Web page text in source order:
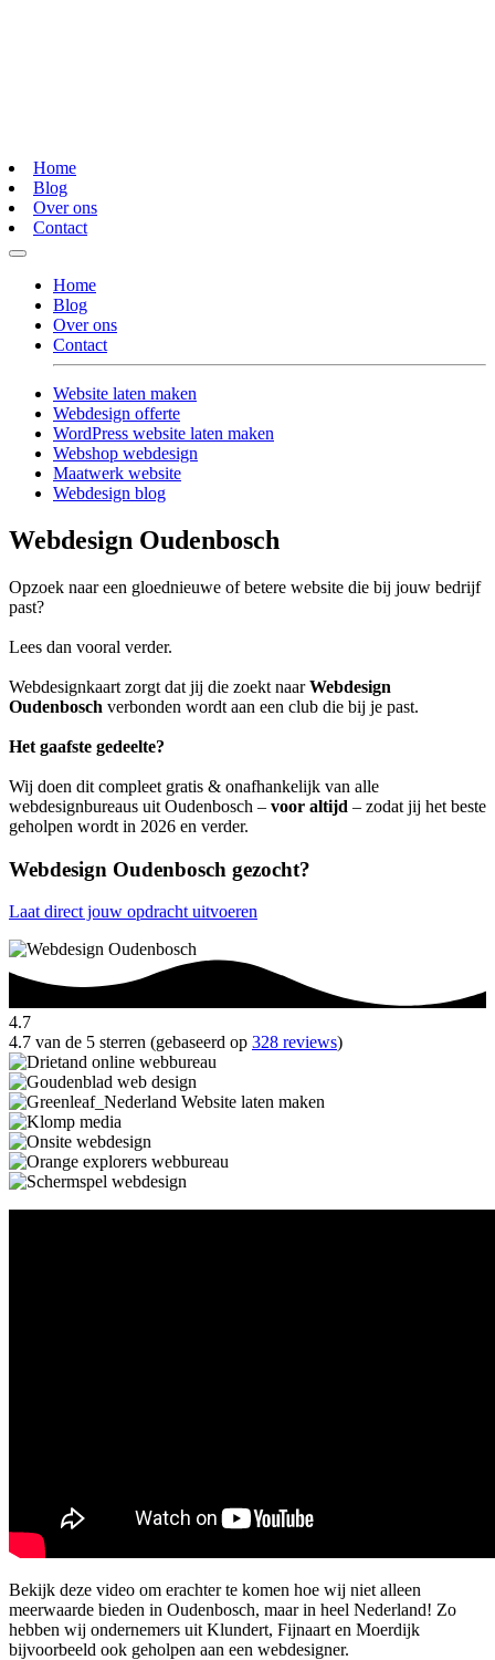
Home
Blog
Over ons
Contact
Home
Blog
Over ons
Contact
Website laten maken
Webdesign offerte
WordPress website laten maken
Webshop webdesign
Maatwerk website
Webdesign blog
Webdesign Oudenbosch
Opzoek naar een gloednieuwe of betere website die bij jouw bedrijf
past?
Lees dan vooral verder.
Webdesignkaart zorgt dat jij die zoekt naarWebdesign
Oudenbosch verbonden wordt aan een club die bij je past.
Het gaafste gedeelte?
Wij doen dit compleet gratis & onafhankelijk van alle
webdesignbureaus uit Oudenbosch – voor altijd – zodat jij het beste
geholpen wordt in 2026 en verder.
Webdesign Oudenbosch gezocht?
Laat direct jouw opdracht uitvoeren
4.7
4.7 van de 5 sterren (gebaseerd op 328 reviews)
Bekijk deze video om erachter te komen hoe wij niet alleen
meerwaarde bieden in Oudenbosch, maar in heel Nederland! Zo
hebben wij ondernemers uit Klundert, Fijnaart en Moerdijk
bijvoorbeeld ook geholpen aan een webdesigner.